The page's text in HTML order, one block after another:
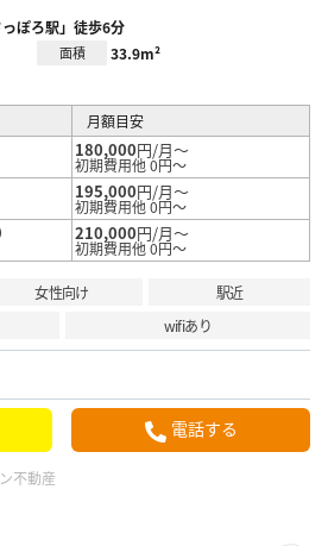
ぽろ駅」徒歩6分
面積 33.9m²
月額目安
180,000円/月～
初期費用他 0円～
195,000円/月～
初期費用他 0円～
210,000円/月～
初期費用他 0円～
女性向け
駅近
wifiあり
電話する
不動産